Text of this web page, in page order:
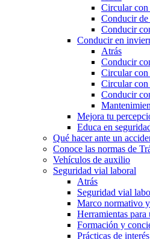
Circular con
Conducir de
Conducir
Conducir en
Atrás
Conducir
Circular
Circular con
Conducir
Mejora tu
Educa en
Qué hacer ante un
Conoce las normas de
Vehículos de auxilio
Seguridad vial laboral
Atrás
Seguridad vial
Marco normativo
Herramientas
Formación y
Prácticas de interés